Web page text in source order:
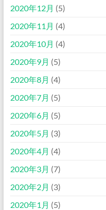
2020年12月 (5)
2020年11月 (4)
2020年10月 (4)
2020年9月 (5)
2020年8月 (4)
2020年7月 (5)
2020年6月 (5)
2020年5月 (3)
2020年4月 (4)
2020年3月 (7)
2020年2月 (3)
2020年1月 (5)